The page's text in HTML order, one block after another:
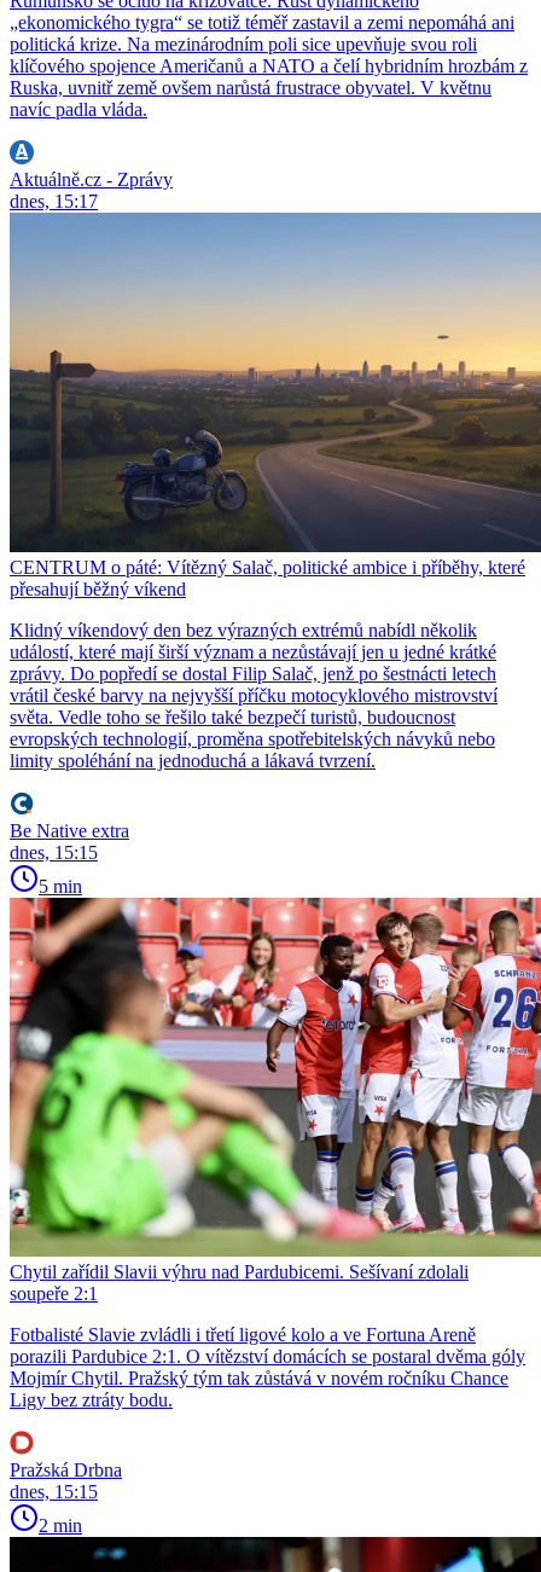
„ekonomického tygra“ se totiž téměř zastavil a zemi nepomáhá ani
politická krize. Na mezinárodním poli sice upevňuje svou roli
klíčového spojence Američanů a NATO a čelí hybridním hrozbám z
Ruska, uvnitř země ovšem narůstá frustrace obyvatel. V květnu
navíc padla vláda.
Aktuálně.cz - Zprávy
dnes, 15:17
CENTRUM o páté: Vítězný Salač, politické ambice i příběhy, které
přesahují běžný víkend
Klidný víkendový den bez výrazných extrémů nabídl několik
událostí, které mají širší význam a nezůstávají jen u jedné krátké
zprávy. Do popředí se dostal Filip Salač, jenž po šestnácti letech
vrátil české barvy na nejvyšší příčku motocyklového mistrovství
světa. Vedle toho se řešilo také bezpečí turistů, budoucnost
evropských technologií, proměna spotřebitelských návyků nebo
limity spoléhání na jednoduchá a lákavá tvrzení.
Be Native extra
dnes, 15:15
5 min
Chytil zařídil Slavii výhru nad Pardubicemi. Sešívaní zdolali
soupeře 2:1
Fotbalisté Slavie zvládli i třetí ligové kolo a ve Fortuna Areně
porazili Pardubice 2:1. O vítězství domácích se postaral dvěma góly
Mojmír Chytil. Pražský tým tak zůstává v novém ročníku Chance
Ligy bez ztráty bodu.
Pražská Drbna
dnes, 15:15
2 min